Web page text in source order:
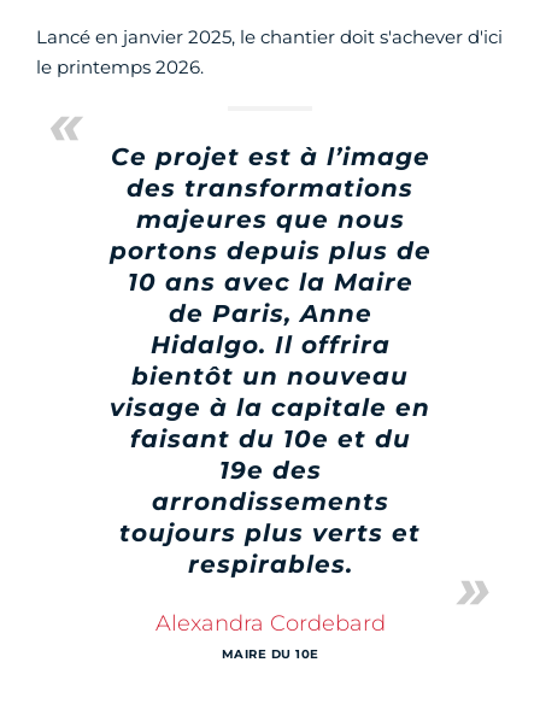
Lancé en janvier 2025, le chantier doit s'achever d'ici
le printemps 2026.
Ce projet est à l’image
des transformations
majeures que nous
portons depuis plus de
10 ans avec la Maire
de Paris, Anne
Hidalgo. Il offrira
bientôt un nouveau
visage à la capitale en
faisant du 10e et du
19e des
arrondissements
toujours plus verts et
respirables.
Alexandra Cordebard
MAIRE DU 10E